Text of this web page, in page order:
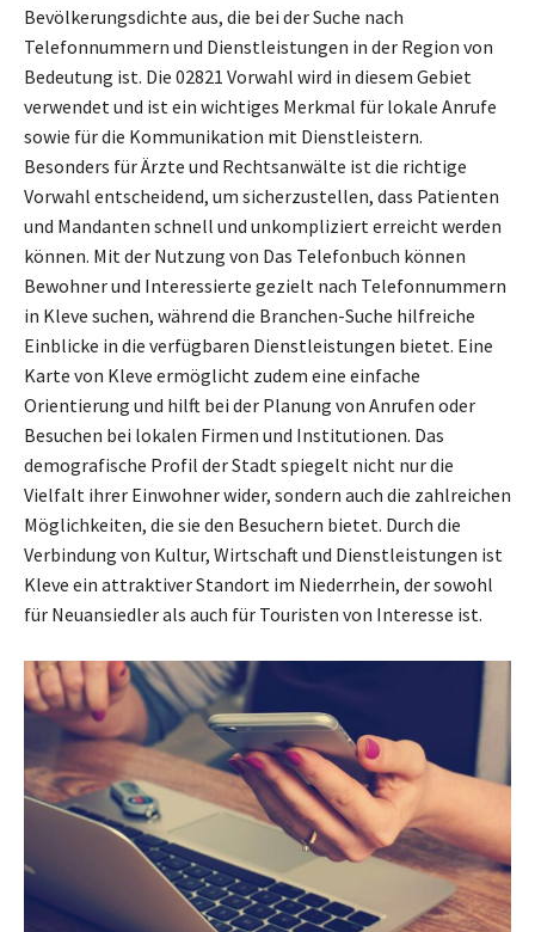
Bevölkerungsdichte aus, die bei der Suche nach
Telefonnummern und Dienstleistungen in der Region von
Bedeutung ist. Die 02821 Vorwahl wird in diesem Gebiet
verwendet und ist ein wichtiges Merkmal für lokale Anrufe
sowie für die Kommunikation mit Dienstleistern.
Besonders für Ärzte und Rechtsanwälte ist die richtige
Vorwahl entscheidend, um sicherzustellen, dass Patienten
und Mandanten schnell und unkompliziert erreicht werden
können. Mit der Nutzung von Das Telefonbuch können
Bewohner und Interessierte gezielt nach Telefonnummern
in Kleve suchen, während die Branchen-Suche hilfreiche
Einblicke in die verfügbaren Dienstleistungen bietet. Eine
Karte von Kleve ermöglicht zudem eine einfache
Orientierung und hilft bei der Planung von Anrufen oder
Besuchen bei lokalen Firmen und Institutionen. Das
demografische Profil der Stadt spiegelt nicht nur die
Vielfalt ihrer Einwohner wider, sondern auch die zahlreichen
Möglichkeiten, die sie den Besuchern bietet. Durch die
Verbindung von Kultur, Wirtschaft und Dienstleistungen ist
Kleve ein attraktiver Standort im Niederrhein, der sowohl
für Neuansiedler als auch für Touristen von Interesse ist.